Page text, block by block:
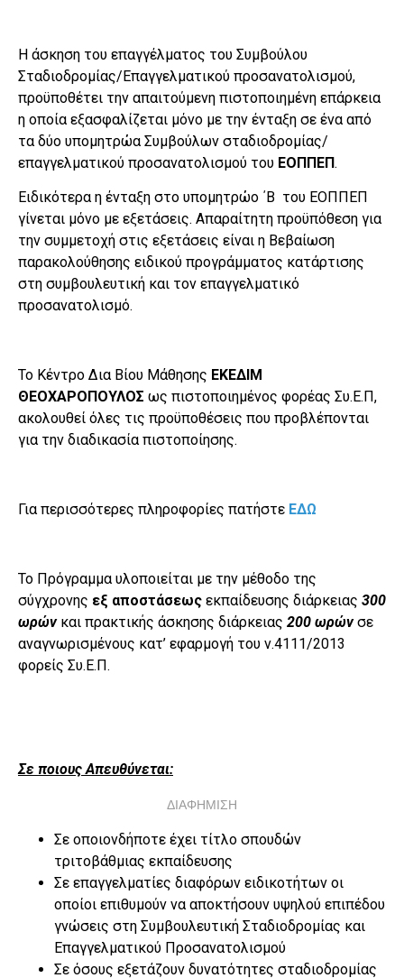
Η άσκηση του επαγγέλματος του Συμβούλου
Σταδιοδρομίας/Επαγγελματικού προσανατολισμού,
προϋποθέτει την απαιτούμενη πιστοποιημένη επάρκεια
η οποία εξασφαλίζεται μόνο με την ένταξη σε ένα από
τα δύο υπομητρώα Συμβούλων σταδιοδρομίας/
επαγγελματικού προσανατολισμού του ΕΟΠΠΕΠ.
Ειδικότερα η ένταξη στο υπομητρώο ΄Β του ΕΟΠΠΕΠ
γίνεται μόνο με εξετάσεις. Απαραίτητη προϋπόθεση για
την συμμετοχή στις εξετάσεις είναι η Βεβαίωση
παρακολούθησης ειδικού προγράμματος κατάρτισης
στη συμβουλευτική και τον επαγγελματικό
προσανατολισμό.
Το Κέντρο Δια Βίου Μάθησης ΕΚΕΔΙΜ
ΘΕΟΧΑΡΟΠΟΥΛΟΣ ως πιστοποιημένος φορέας Συ.Ε.Π,
ακολουθεί όλες τις προϋποθέσεις που προβλέπονται
για την διαδικασία πιστοποίησης.
Για περισσότερες πληροφορίες πατήστε ΕΔΩ
Το Πρόγραμμα υλοποιείται με την μέθοδο της
σύγχρονης εξ αποστάσεως εκπαίδευσης διάρκειας 300
ωρών και πρακτικής άσκησης διάρκειας 200 ωρώνσε
αναγνωρισμένους κατ’ εφαρμογή του ν.4111/2013
φορείς Συ.Ε.Π.
Σε ποιους Απευθύνεται:
ΔΙΑΦΗΜΙΣΗ
Σε οποιονδήποτε έχει τίτλο σπουδών
τριτοβάθμιας εκπαίδευσης
Σε επαγγελματίες διαφόρων ειδικοτήτων οι
οποίοι επιθυμούν να αποκτήσουν υψηλού επιπέδου
γνώσεις στη Συμβουλευτική Σταδιοδρομίας και
Επαγγελματικού Προσανατολισμού
Σε όσους εξετάζουν δυνατότητες σταδιοδρομίας